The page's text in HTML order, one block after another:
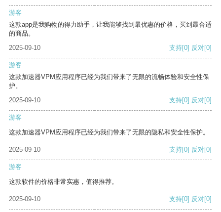
游客
这款app是我购物的得力助手，让我能够找到最优惠的价格，买到最合适
的商品。
2025-09-10
支持[0] 反对[0]
游客
这款加速器VPM应用程序已经为我们带来了无限的流畅体验和安全性保
护。
2025-09-10
支持[0] 反对[0]
游客
这款加速器VPM应用程序已经为我们带来了无限的隐私和安全性保护。
2025-09-10 支持[0] 反对[0]
游客
这款软件的价格非常实惠，值得推荐。
2025-09-10 支持[0] 反对[0]